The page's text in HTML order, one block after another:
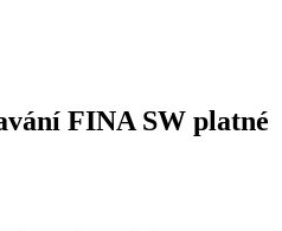
FINA SW platné